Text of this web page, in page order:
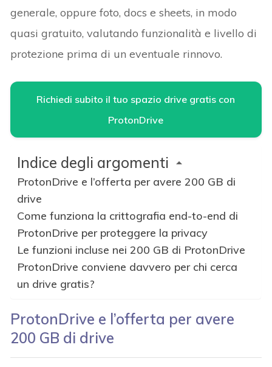
generale, oppure foto, docs e sheets, in modo
quasi gratuito, valutando funzionalità e livello di
protezione prima di un eventuale rinnovo.
Richiedi subito il tuo spazio drive gratis con
ProtonDrive
Indice degli argomenti
ProtonDrive e l’offerta per avere 200 GB di
drive
Come funziona la crittografia end-to-end di
ProtonDrive per proteggere la privacy
Le funzioni incluse nei 200 GB di ProtonDrive
ProtonDrive conviene davvero per chi cerca
un drive gratis?
ProtonDrive e l’offerta per avere
200 GB di drive